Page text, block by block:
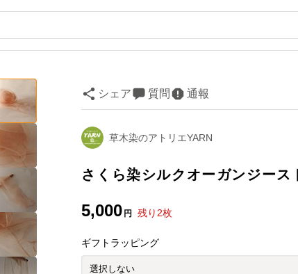
シェア 質問 通報
草木染のアトリエYARN
さくら染シルクオーガンジース
5,000 円 残り 2枚
ギフトラッピング